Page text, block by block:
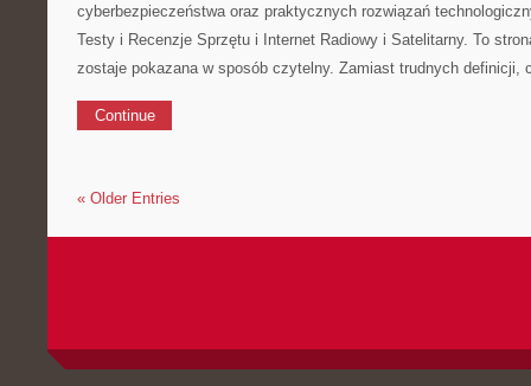
cyberbezpieczeństwa oraz praktycznych rozwiązań
Testy i Recenzje Sprzętu i Internet Radiowy i Satelitarny. To
zostaje pokazana w sposób czytelny. Zamiast trudnych
Continue
« Older Entries